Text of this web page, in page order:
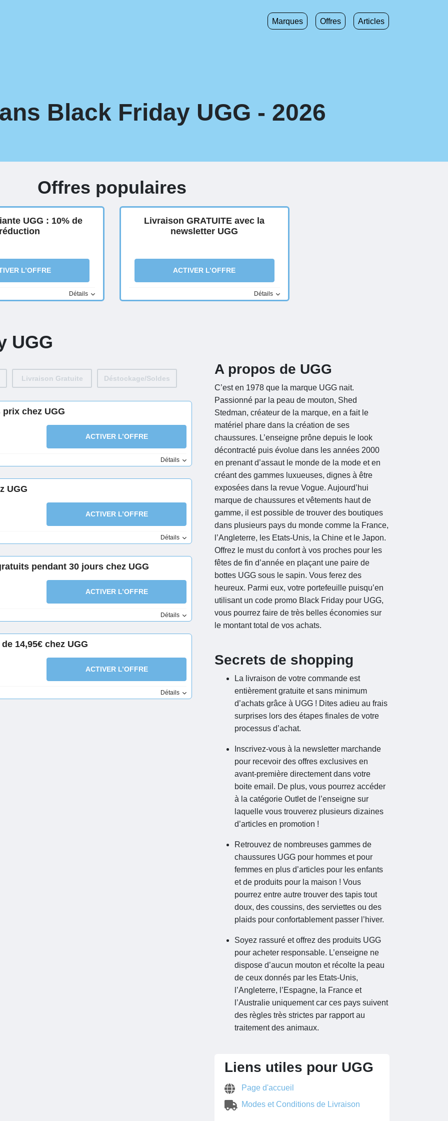
Marques Offres Articles
Black Friday UGG - 2026
Offres populaires
UGG : 10% de
L’OFFRE
Détails
Livraison GRATUITE avec la
newsletter UGG
ACTIVER L’OFFRE
Détails
UGG
Livraison Gratuite Déstockage/Soldes
chez UGG
ACTIVER L’OFFRE
Détails
UGG
ACTIVER L’OFFRE
Détails
pendant 30 jours chez UGG
ACTIVER L’OFFRE
Détails
14,95€ chez UGG
ACTIVER L’OFFRE
Détails
A propos de UGG
C’est en 1978 que la marque UGG nait.
Passionné par la peau de mouton, Shed
Stedman, créateur de la marque, en a fait le
matériel phare dans la création de ses
chaussures. L’enseigne prône depuis le look
décontracté puis évolue dans les années 2000
en prenant d’assaut le monde de la mode et en
créant des gammes luxueuses, dignes à être
exposées dans la revue Vogue. Aujourd’hui
marque de chaussures et vêtements haut de
gamme, il est possible de trouver des boutiques
dans plusieurs pays du monde comme la France,
l’Angleterre, les Etats-Unis, la Chine et le Japon.
Offrez le must du confort à vos proches pour les
fêtes de fin d’année en plaçant une paire de
bottes UGG sous le sapin. Vous ferez des
heureux. Parmi eux, votre portefeuille puisqu’en
utilisant un code promo Black Friday pour UGG,
vous pourrez faire de très belles économies sur
le montant total de vos achats.
Secrets de shopping
La livraison de votre commande est
entièrement gratuite et sans minimum
d’achats grâce à UGG ! Dites adieu au frais
surprises lors des étapes finales de votre
processus d’achat.
Inscrivez-vous à la newsletter marchande
pour recevoir des offres exclusives en
avant-première directement dans votre
boite email. De plus, vous pourrez accéder
à la catégorie Outlet de l’enseigne sur
laquelle vous trouverez plusieurs dizaines
d’articles en promotion !
Retrouvez de nombreuses gammes de
chaussures UGG pour hommes et pour
femmes en plus d’articles pour les enfants
et de produits pour la maison ! Vous
pourrez entre autre trouver des tapis tout
doux, des coussins, des serviettes ou des
plaids pour confortablement passer l’hiver.
Soyez rassuré et offrez des produits UGG
pour acheter responsable. L’enseigne ne
dispose d’aucun mouton et récolte la peau
de ceux donnés par les Etats-Unis,
l’Angleterre, l’Espagne, la France et
l’Australie uniquement car ces pays suivent
des règles très strictes par rapport au
traitement des animaux.
Liens utiles pour UGG
Page d'accueil
Modes et Conditions de Livraison